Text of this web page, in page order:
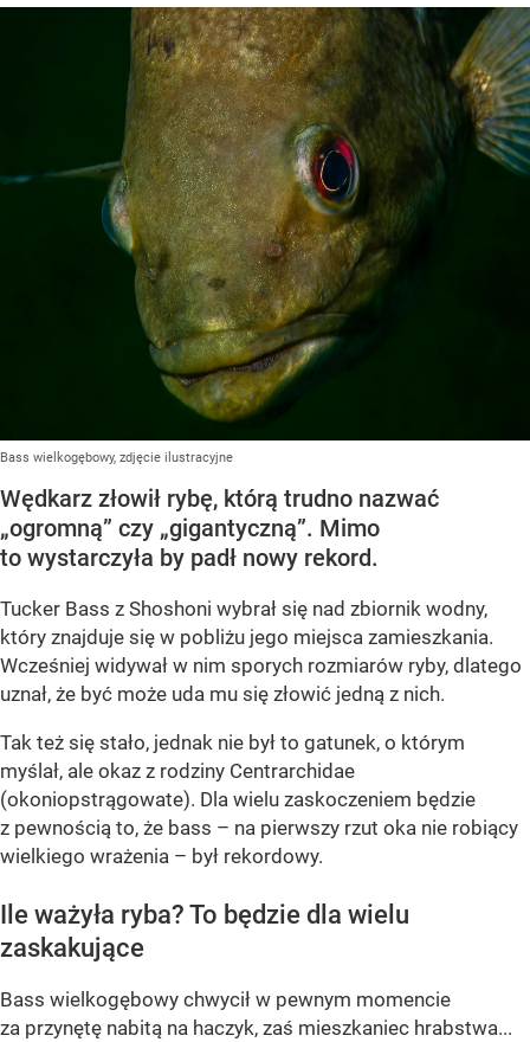
Bass wielkogębowy, zdjęcie ilustracyjne
Wędkarz złowił rybę, którą trudno nazwać
„ogromną” czy „gigantyczną”. Mimo
to wystarczyła by padł nowy rekord.
Tucker Bass z Shoshoni wybrał się nad zbiornik wodny,
który znajduje się w pobliżu jego miejsca zamieszkania.
Wcześniej widywał w nim sporych rozmiarów ryby, dlatego
uznał, że być może uda mu się złowić jedną z nich.
Tak też się stało, jednak nie był to gatunek, o którym
myślał, ale okaz z rodziny Centrarchidae
(okoniopstrągowate). Dla wielu zaskoczeniem będzie
z pewnością to, że bass – na pierwszy rzut oka nie robiący
wielkiego wrażenia – był rekordowy.
Ile ważyła ryba? To będzie dla wielu
zaskakujące
Bass wielkogębowy chwycił w pewnym momencie
za przynętę nabitą na haczyk, zaś mieszkaniec hrabstwa...